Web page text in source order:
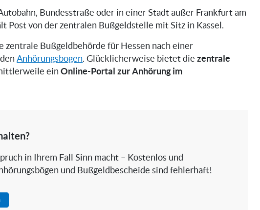
Bundesstraße oder in einer Stadt außer Frankfurt am
Post von der zentralen Bußgeldstelle mit Sitz in Kassel.
zentrale Bußgeldbehörde für Hessen nach einer
denAnhörungsbogen. Glücklicherweise bietet diezentrale
einOnline-Portal zur Anhörung im
in Ihrem Fall Sinn macht – Kostenlos und
und Bußgeldbescheide sind fehlerhaft!